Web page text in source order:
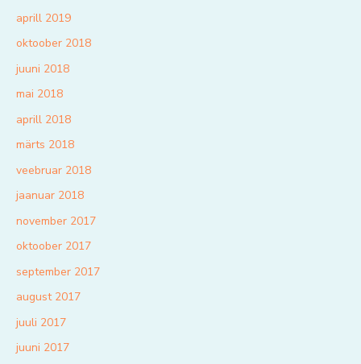
aprill 2019
oktoober 2018
juuni 2018
mai 2018
aprill 2018
märts 2018
veebruar 2018
jaanuar 2018
november 2017
oktoober 2017
september 2017
august 2017
juuli 2017
juuni 2017